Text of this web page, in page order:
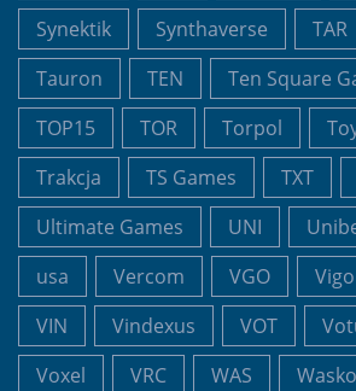
Synektik
Synthaverse TAR
Tauron
TEN Ten Square
TOP15
TOR Torpol
Trakcja
TS Games TXT
Ultimate Games
UNI
usa
Vercom VGO
VIN
Vindexus VOT
Voxel
VRC WAS Wasko